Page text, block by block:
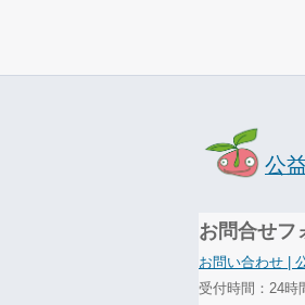
公
お問合せフ
お問い合わせ |
受付時間：24時